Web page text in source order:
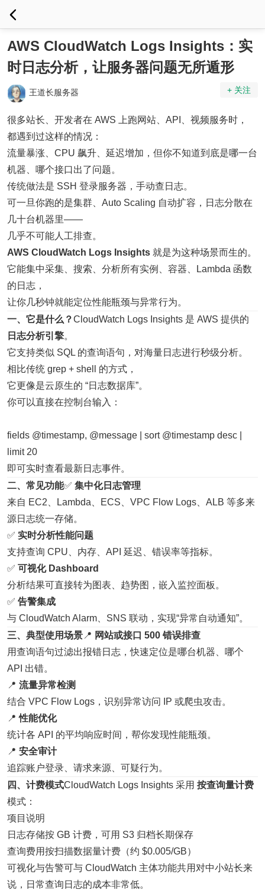
AWS CloudWatch Logs Insights：实
时日志分析，让服务器问题无所遁形
王道长服务器 + 关注
很多站长、开发者在 AWS 上跑网站、API、视频服务时，
都遇到过这样的情况：
流量暴涨、CPU 飙升、延迟增加，但你不知道到底是哪一台
机器、哪个接口出了问题。
传统做法是 SSH 登录服务器，手动查日志。
可一旦你跑的是集群、Auto Scaling 自动扩容，日志分散在
几十台机器里——
几乎不可能人工排查。
AWS CloudWatch Logs Insights 就是为这种场景而生的。
它能集中采集、搜索、分析所有实例、容器、Lambda 函数
的日志，
让你几秒钟就能定位性能瓶颈与异常行为。
一、它是什么？CloudWatch Logs Insights 是 AWS 提供的
日志分析引擎。
它支持类似 SQL 的查询语句，对海量日志进行秒级分析。
相比传统 grep + shell 的方式，
它更像是云原生的 “日志数据库”。
你可以直接在控制台输入：
fields @timestamp, @message | sort @timestamp desc |
limit 20
即可实时查看最新日志事件。
二、常见功能✅ 集中化日志管理
来自 EC2、Lambda、ECS、VPC Flow Logs、ALB 等多来
源日志统一存储。
✅ 实时分析性能问题
支持查询 CPU、内存、API 延迟、错误率等指标。
✅ 可视化 Dashboard
分析结果可直接转为图表、趋势图，嵌入监控面板。
✅ 告警集成
与 CloudWatch Alarm、SNS 联动，实现“异常自动通知”。
三、典型使用场景 📍 网站或接口 500 错误排查
用查询语句过滤出报错日志，快速定位是哪台机器、哪个
API 出错。
📍 流量异常检测
结合 VPC Flow Logs，识别异常访问 IP 或爬虫攻击。
📍性能优化
统计各 API 的平均响应时间，帮你发现性能瓶颈。
📍 安全审计
追踪账户登录、请求来源、可疑行为。
四、计费模式CloudWatch Logs Insights 采用 按查询量计费
模式：
项目说明
日志存储按 GB 计费，可用 S3 归档长期保存
查询费用按扫描数据量计费（约 $0.005/GB）
可视化与告警可与 CloudWatch 主体功能共用对中小站长来
说，日常查询日志的成本非常低。